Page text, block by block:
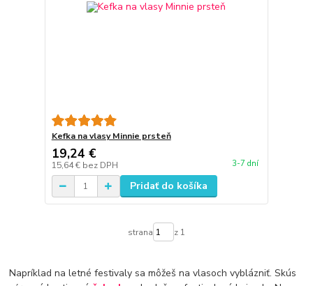
Kefka na vlasy Minnie prsteň
19,24 €
15,64 € bez DPH 3-7 dní
Pridať do košíka
strana z 1
Napríklad na letné festivaly sa môžeš na vlasoch vyblázniť. Skús